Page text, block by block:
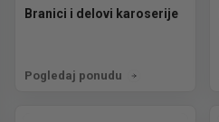
Branici i delovi karoserije
Pogledaj ponudu